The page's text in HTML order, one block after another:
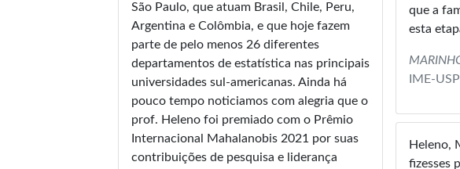
São Paulo, que atuam Brasil, Chile, Peru,
Argentina e Colômbia, e que hoje fazem
parte de pelo menos 26 diferentes
departamentos de estatística nas principais
universidades sul-americanas. Ainda há
pouco tempo noticiamos com alegria que o
prof. Heleno foi premiado com o Prêmio
Internacional Mahalanobis 2021 por suas
contribuições de pesquisa e liderança
que a
esta
IME-USP
Heleno,
fizesses